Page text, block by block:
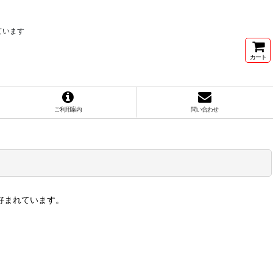
います
カート
ご利用案内 問い合わせ
れています。